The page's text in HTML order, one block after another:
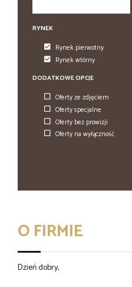
RYNEK
Rynek pierwotny
Rynek wtórny
DODATKOWE OPCJE
Oferty ze zdjęciem
Oferty specjalne
Oferty bez prowizji
Oferty na wyłączność
O FIRMIE
Dzień dobry,